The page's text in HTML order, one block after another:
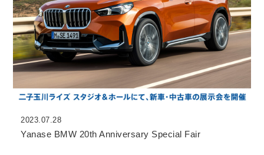
2023.07.28
Yanase BMW 20th Anniversary Special Fair